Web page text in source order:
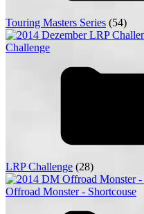
Touring Masters Series (54)
LRP Challenge (28)